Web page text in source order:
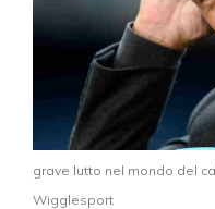
grave lutto nel mondo del
Wigglesport